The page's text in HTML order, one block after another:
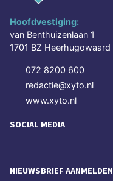
Hoofdvestiging:
van Benthuizenlaan 1
1701 BZ Heerhugowaard
072 8200 600
redactie@xyto.nl
www.xyto.nl
SOCIAL MEDIA
NIEUWSBRIEF AANMELDEN